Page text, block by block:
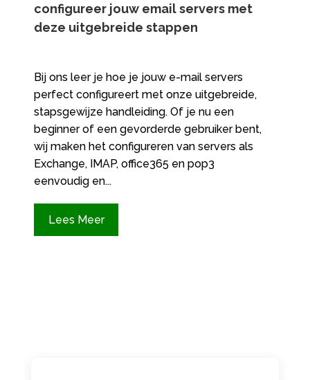
configureer jouw email servers met
deze uitgebreide stappen
Bij ons leer je hoe je jouw e-mail servers
perfect configureert met onze uitgebreide,
stapsgewijze handleiding. Of je nu een
beginner of een gevorderde gebruiker bent,
wij maken het configureren van servers als
Exchange, IMAP, office365 en pop3
eenvoudig en...
Lees Meer